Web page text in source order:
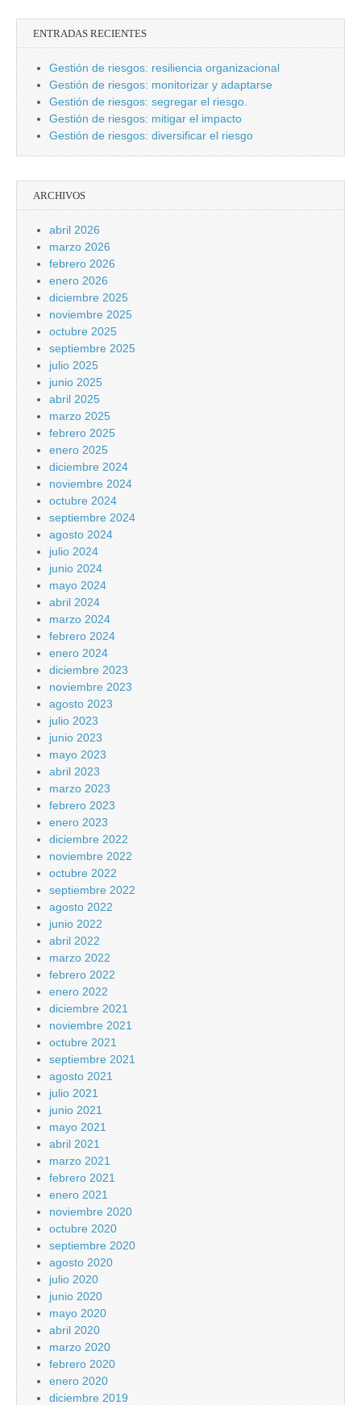
ENTRADAS RECIENTES
Gestión de riesgos: resiliencia organizacional
Gestión de riesgos: monitorizar y adaptarse
Gestión de riesgos: segregar el riesgo.
Gestión de riesgos: mitigar el impacto
Gestión de riesgos: diversificar el riesgo
ARCHIVOS
abril 2026
marzo 2026
febrero 2026
enero 2026
diciembre 2025
noviembre 2025
octubre 2025
septiembre 2025
julio 2025
junio 2025
abril 2025
marzo 2025
febrero 2025
enero 2025
diciembre 2024
noviembre 2024
octubre 2024
septiembre 2024
agosto 2024
julio 2024
junio 2024
mayo 2024
abril 2024
marzo 2024
febrero 2024
enero 2024
diciembre 2023
noviembre 2023
agosto 2023
julio 2023
junio 2023
mayo 2023
abril 2023
marzo 2023
febrero 2023
enero 2023
diciembre 2022
noviembre 2022
octubre 2022
septiembre 2022
agosto 2022
junio 2022
abril 2022
marzo 2022
febrero 2022
enero 2022
diciembre 2021
noviembre 2021
octubre 2021
septiembre 2021
agosto 2021
julio 2021
junio 2021
mayo 2021
abril 2021
marzo 2021
febrero 2021
enero 2021
noviembre 2020
octubre 2020
septiembre 2020
agosto 2020
julio 2020
junio 2020
mayo 2020
abril 2020
marzo 2020
febrero 2020
enero 2020
diciembre 2019